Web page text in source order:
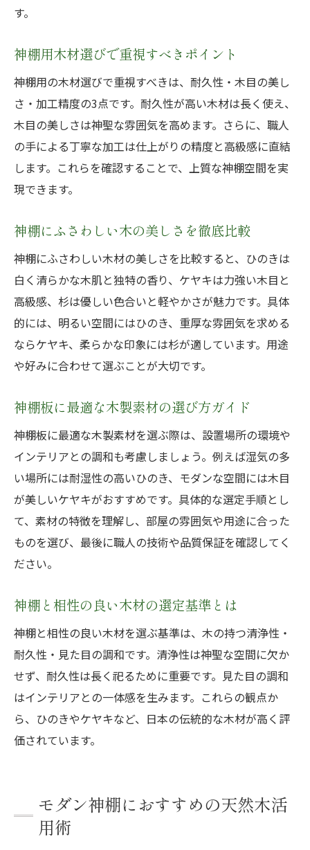
す。
神棚用木材選びで重視すべきポイント
神棚用の木材選びで重視すべきは、耐久性・木目の美し
さ・加工精度の3点です。耐久性が高い木材は長く使え、
木目の美しさは神聖な雰囲気を高めます。さらに、職人
の手による丁寧な加工は仕上がりの精度と高級感に直結
します。これらを確認することで、上質な神棚空間を実
現できます。
神棚にふさわしい木の美しさを徹底比較
神棚にふさわしい木材の美しさを比較すると、ひのきは
白く清らかな木肌と独特の香り、ケヤキは力強い木目と
高級感、杉は優しい色合いと軽やかさが魅力です。具体
的には、明るい空間にはひのき、重厚な雰囲気を求める
ならケヤキ、柔らかな印象には杉が適しています。用途
や好みに合わせて選ぶことが大切です。
神棚板に最適な木製素材の選び方ガイド
神棚板に最適な木製素材を選ぶ際は、設置場所の環境や
インテリアとの調和も考慮しましょう。例えば湿気の多
い場所には耐湿性の高いひのき、モダンな空間には木目
が美しいケヤキがおすすめです。具体的な選定手順とし
て、素材の特徴を理解し、部屋の雰囲気や用途に合った
ものを選び、最後に職人の技術や品質保証を確認してく
ださい。
神棚と相性の良い木材の選定基準とは
神棚と相性の良い木材を選ぶ基準は、木の持つ清浄性・
耐久性・見た目の調和です。清浄性は神聖な空間に欠か
せず、耐久性は長く祀るために重要です。見た目の調和
はインテリアとの一体感を生みます。これらの観点か
ら、ひのきやケヤキなど、日本の伝統的な木材が高く評
価されています。
モダン神棚におすすめの天然木活
用術